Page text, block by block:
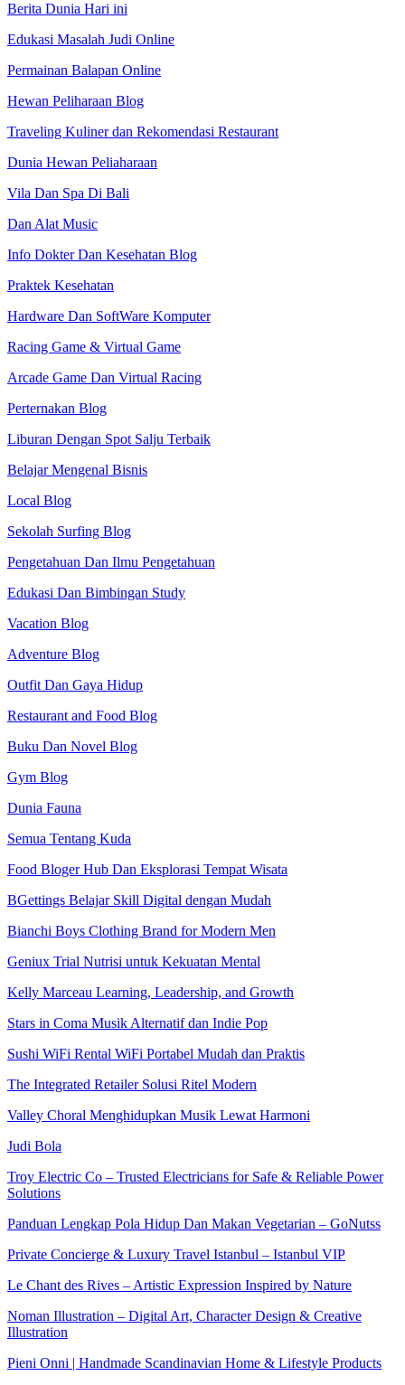
Berita Dunia Hari ini
Edukasi Masalah Judi Online
Permainan Balapan Online
Hewan Peliharaan Blog
Traveling Kuliner dan Rekomendasi Restaurant
Dunia Hewan Peliaharaan
Vila Dan Spa Di Bali
Dan Alat Music
Info Dokter Dan Kesehatan Blog
Praktek Kesehatan
Hardware Dan SoftWare Komputer
Racing Game & Virtual Game
Arcade Game Dan Virtual Racing
Perternakan Blog
Liburan Dengan Spot Salju Terbaik
Belajar Mengenal Bisnis
Local Blog
Sekolah Surfing Blog
Pengetahuan Dan Ilmu Pengetahuan
Edukasi Dan Bimbingan Study
Vacation Blog
Adventure Blog
Outfit Dan Gaya Hidup
Restaurant and Food Blog
Buku Dan Novel Blog
Gym Blog
Dunia Fauna
Semua Tentang Kuda
Food Bloger Hub Dan Eksplorasi Tempat Wisata
BGettings Belajar Skill Digital dengan Mudah
Bianchi Boys Clothing Brand for Modern Men
Geniux Trial Nutrisi untuk Kekuatan Mental
Kelly Marceau Learning, Leadership, and Growth
Stars in Coma Musik Alternatif dan Indie Pop
Sushi WiFi Rental WiFi Portabel Mudah dan Praktis
The Integrated Retailer Solusi Ritel Modern
Valley Choral Menghidupkan Musik Lewat Harmoni
Judi Bola
Troy Electric Co – Trusted Electricians for Safe & Reliable Power
Solutions
Panduan Lengkap Pola Hidup Dan Makan Vegetarian – GoNutss
Private Concierge & Luxury Travel Istanbul – Istanbul VIP
Le Chant des Rives – Artistic Expression Inspired by Nature
Noman Illustration – Digital Art, Character Design & Creative
Illustration
Pieni Onni | Handmade Scandinavian Home & Lifestyle Products